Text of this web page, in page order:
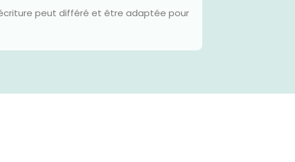
peut différé et être adaptée pour